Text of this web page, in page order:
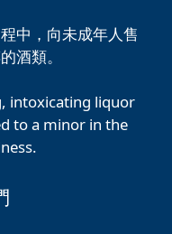
中，向未成年人售
酒類。
intoxicating liquor
to a minor in the